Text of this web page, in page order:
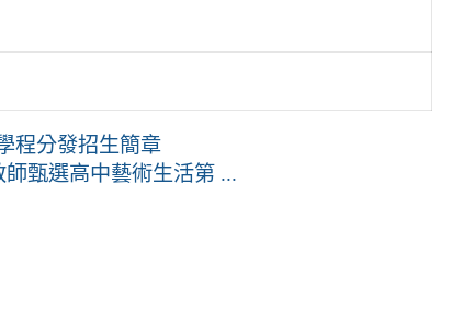
程分發招生簡章
甄選高中藝術生活第 ...